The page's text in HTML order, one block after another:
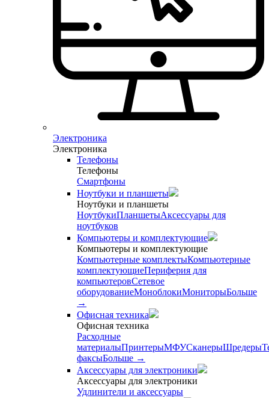
Электроника
Электроника
Телефоны
Телефоны
Смартфоны
Ноутбуки и планшеты
Ноутбуки и планшеты
НоутбукиПланшетыАксессуары для
ноутбуков
Компьютеры и комплектующие
Компьютеры и комплектующие
Компьютерные комплектыКомпьютерные
комплектующиеПериферия для
компьютеровСетевое
оборудованиеМоноблокиМониторыБольше
→
Офисная техника
Офисная техника
Расходные
материалыПринтерыМФУСканерыШредеры
факсыБольше →
Аксессуары для электроники
Аксессуары для электроники
Удлинители и аксессуары